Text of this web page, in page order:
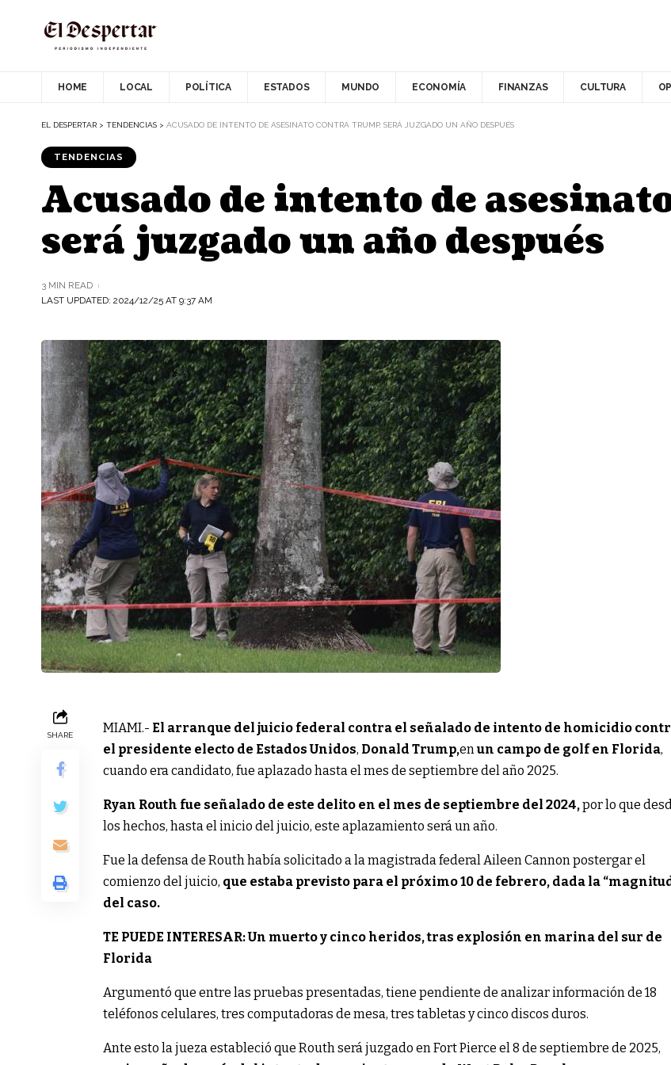
HOME LOCAL POLÍTICA ESTADOS MUNDO ECONOMÍA FINANZAS CULTURA
EL DESPERTAR > TENDENCIAS > ACUSADO DE INTENTO DE ASESINATO CONTRA TRUMP, SERÁ JUZGADO UN AÑO DESPUÉS
TENDENCIAS
Acusado de intento de
será juzgado un año después
LAST UPDATED: 2024/12/25 AT 9:37 AM
3 MIN READ
SHARE MIAMI.- El arranque del juicio federal contra el señalado de intento de homicidio
el presidente electo de Estados Unidos, Donald Trump,enun campo de golf en Florida,
cuando era candidato, fue aplazado hasta el mes de septiembre del año 2025.
Ryan Routh fue señalado de este delito en el mes de septiembre del 2024,por lo que
los hechos, hasta el inicio del juicio, este aplazamiento será un año.
Fue la defensa de Routh había solicitado a la magistrada federal Aileen Cannon postergar el
comienzo del juicio, que estaba previsto para el próximo 10 de febrero, dada la
del caso.
TE PUEDE INTERESAR: Un muerto y cinco heridos, tras explosión en marina del sur de
Florida
Argumentó que entre las pruebas presentadas, tiene pendiente de analizar información de 18
teléfonos celulares, tres computadoras de mesa, tres tabletas y cinco discos duros.
Ante esto la jueza estableció que Routh será juzgado en Fort Pierce el 8 de septiembre de 2025,